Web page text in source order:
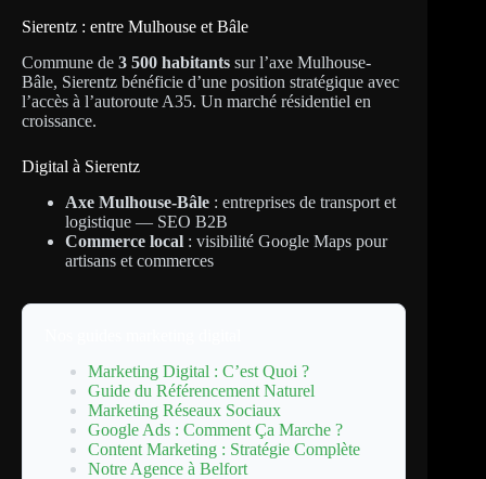
Sierentz : entre Mulhouse et Bâle
Commune de 3 500 habitants sur l’axe Mulhouse-
Bâle, Sierentz bénéficie d’une position stratégique avec
l’accès à l’autoroute A35. Un marché résidentiel en
croissance.
Digital à Sierentz
Axe Mulhouse-Bâle : entreprises de transport et
logistique — SEO B2B
Commerce local : visibilité Google Maps pour
artisans et commerces
Marketing Digital : C’est Quoi ?
Guide du Référencement Naturel
Marketing Réseaux Sociaux
Google Ads : Comment Ça Marche ?
Content Marketing : Stratégie Complète
Notre Agence à Belfort